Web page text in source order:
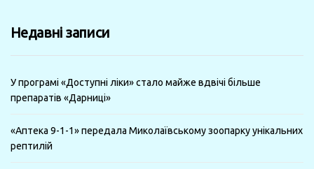
місяці
Недавні записи
У програмі «Доступні ліки» стало майже вдвічі більше
препаратів «Дарниці»
«Аптека 9-1-1» передала Миколаївському зоопарку унікальних
рептилій